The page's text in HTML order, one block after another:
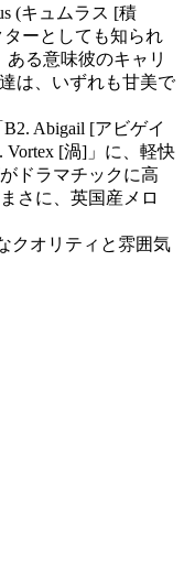
(キュムラス [積
ーとしても知られ
る意味彼のキャリ
は、いずれも甘美で
Abigail [アビゲイ
[渦]」に、軽快
ドラマチックに高
さに、英国産メロ
クオリティと雰囲気